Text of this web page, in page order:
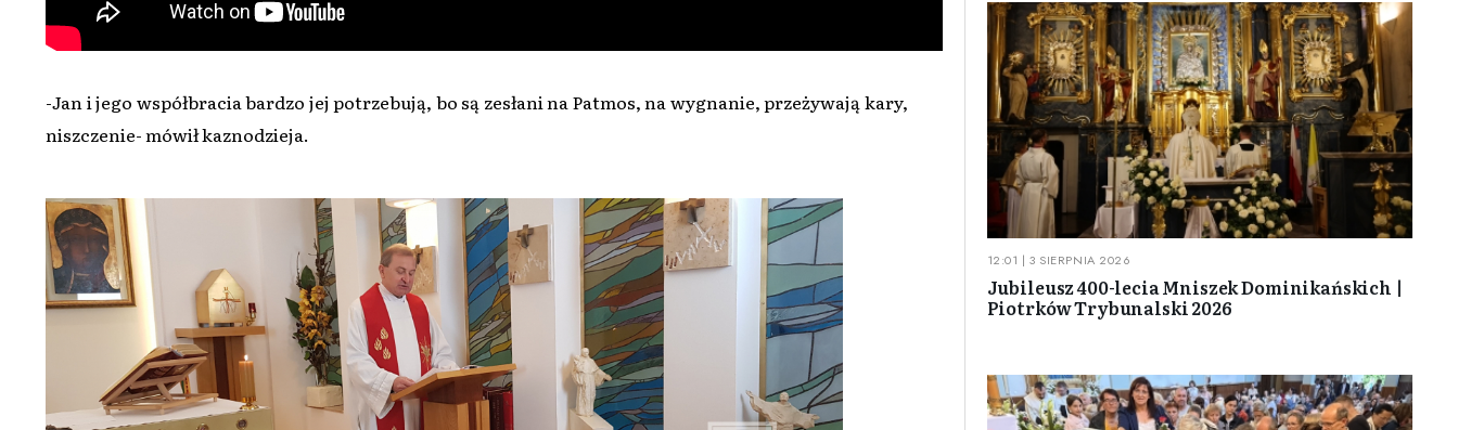
-Jan i jego współbracia bardzo jej potrzebują, bo są zesłani na Patmos, na wygnanie, przeżywają kary,
niszczenie- mówił kaznodzieja.
12:01 | 3 SIERPNIA 2026
Jubileusz 400-lecia Mniszek Dominikańskich |
Piotrków Trybunalski 2026